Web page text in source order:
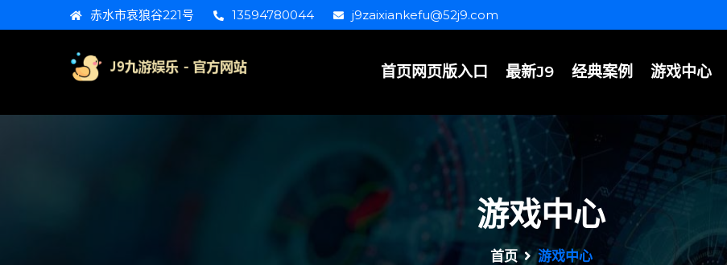
赤水市哀狼谷221号 13594780044 j9zaixiankefu@52j9.com
首页网页版入口 最新J9 经典案例 游戏中心
游戏中心
首页 游戏中心